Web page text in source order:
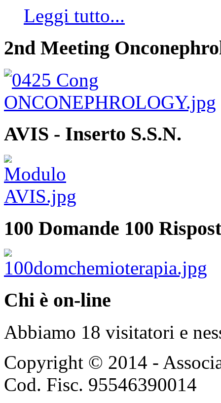
Leggi tutto...
2nd Meeting
AVIS - Inserto S.S.N.
100 Domande 100
Chi è on-line
Abbiamo 18 visitatori e
Copyright © 2014 -
Cod. Fisc. 95546390014